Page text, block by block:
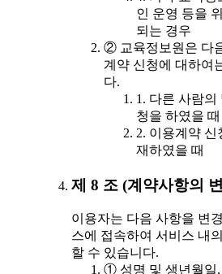
인 운영 등을
되는 경우
② 교육정보원은 다
계약 신청에 대하여
다.
1. 다른 사람의
청을 하였을 때
2. 이용계약 신
재하였을 때
제 8 조 (계약사항의
이용자는 다음 사항을 변
스에 접속하여 서비스 내
할 수 있습니다.
① 성명 및 생년월일,